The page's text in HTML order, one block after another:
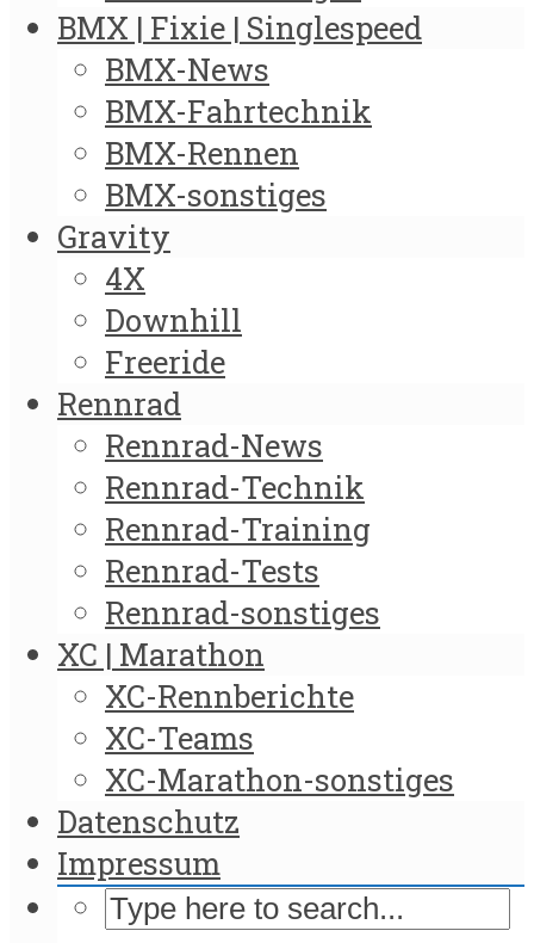
BMX | Fixie | Singlespeed
BMX-News
BMX-Fahrtechnik
BMX-Rennen
BMX-sonstiges
Gravity
4X
Downhill
Freeride
Rennrad
Rennrad-News
Rennrad-Technik
Rennrad-Training
Rennrad-Tests
Rennrad-sonstiges
XC | Marathon
XC-Rennberichte
XC-Teams
XC-Marathon-sonstiges
Datenschutz
Impressum